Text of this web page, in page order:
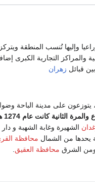
وإليها تُنسب المنطقة ويتركز
والمراكز التجارية الكبرى
قبائل زهران
، يتوزعون على مدينة الباحة
مدينة
الشهيرة وغابة الشهبة و دار
يحدها من الشمال محافظة
الشرق محافظة العقيق